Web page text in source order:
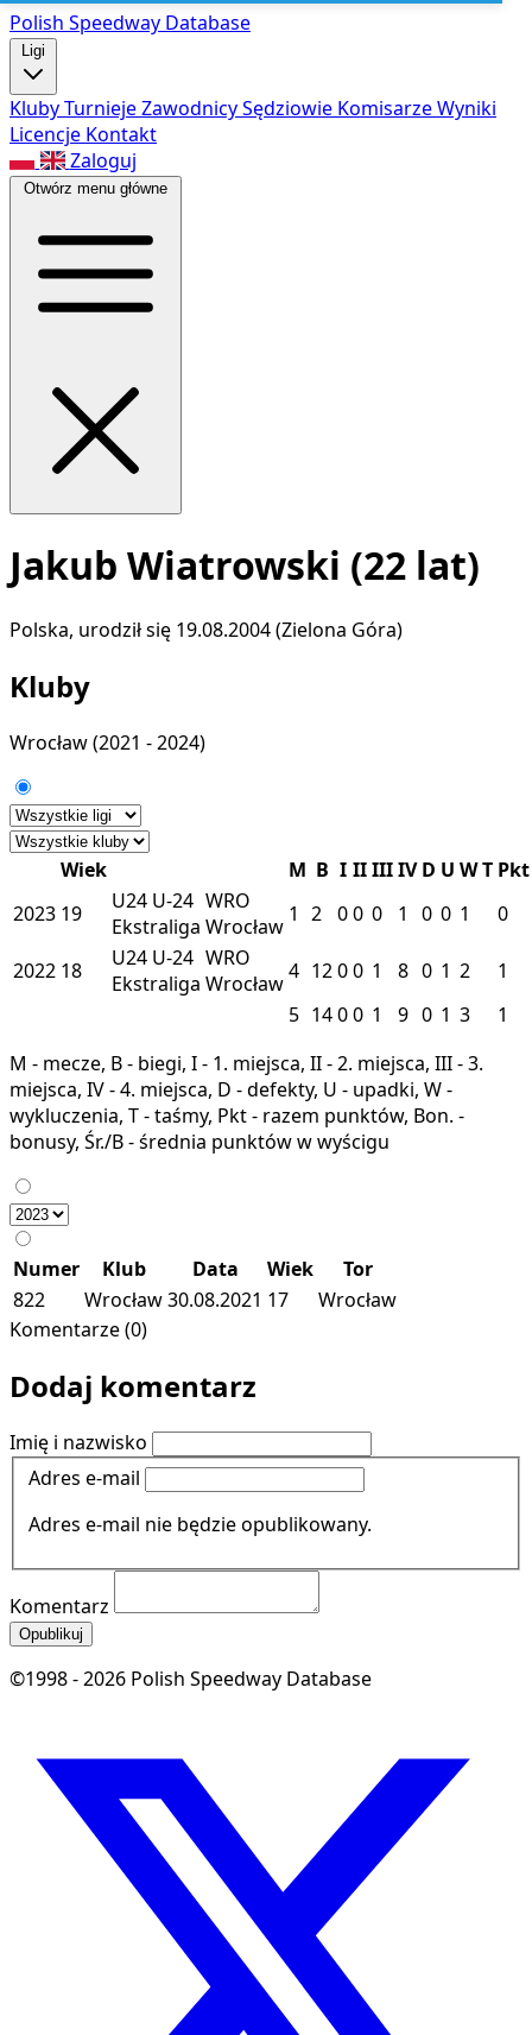
Polish Speedway Database
Ligi
KlubyTurniejeZawodnicySędziowie KomisarzeWyniki
Licencje Kontakt
Zaloguj
Otwórz menu główne
Jakub Wiatrowski (22 lat)
Polska, urodził się 19.08.2004 (Zielona Góra)
Kluby
Wrocław(2021 - 2024)
Wiek M B I IIIIIIV D U WT Pkt
2023 19 U24 U-24
Ekstraliga
WRO
Wrocław 1 2 00 0 1 0 0 1 0
2022 18 U24 U-24
Ekstraliga
WRO
Wrocław4 1200 1 8 0 1 2
1
5 1400 1 9 0 1 3
1
M - mecze, B - biegi, I - 1. miejsca, II - 2. miejsca, III - 3.
miejsca, IV - 4. miejsca, D - defekty, U - upadki, W -
wykluczenia, T - taśmy, Pkt - razem punktów, Bon. -
bonusy, Śr./B - średnia punktów w wyścigu
Numer Klub Data Wiek
Tor
822
Wrocław30.08.2021 17
Wrocław
Komentarze (0)
Dodaj komentarz
Imię i nazwisko
Adres e-mail
Adres e-mail nie będzie opublikowany.
Komentarz
Opublikuj
©1998 - 2026 Polish Speedway Database